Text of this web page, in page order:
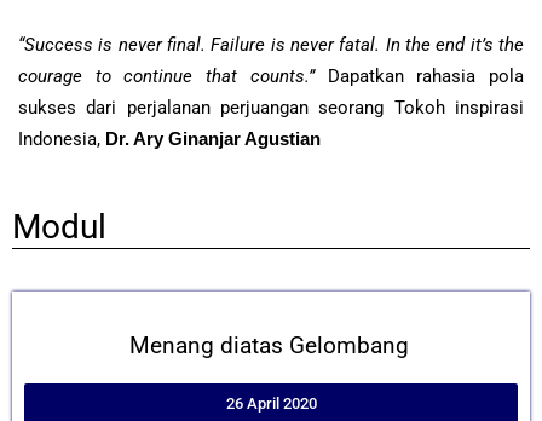
“Success is never final. Failure is never fatal. In the end it’s the
courage to continue that counts.”Dapatkan rahasia pola
sukses dari perjalanan perjuangan seorang Tokoh inspirasi
Indonesia, Dr. Ary Ginanjar Agustian
Modul
Menang diatas Gelombang
26 April 2020